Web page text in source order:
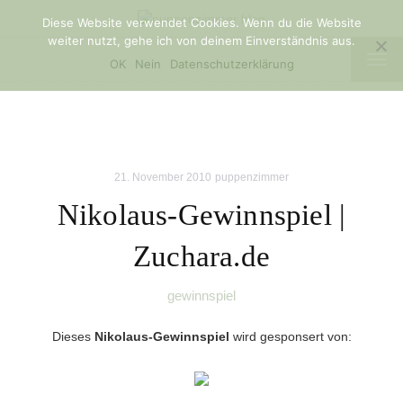
21. November 2010 puppenzimmer
Nikolaus-Gewinnspiel |
Zuchara.de
gewinnspiel
Dieses Nikolaus-Gewinnspiel wird gesponsert von:
Diese Website verwendet Cookies. Wenn du die Website
weiter nutzt, gehe ich von deinem Einverständnis aus.
OK
Nein Datenschutzerklärung